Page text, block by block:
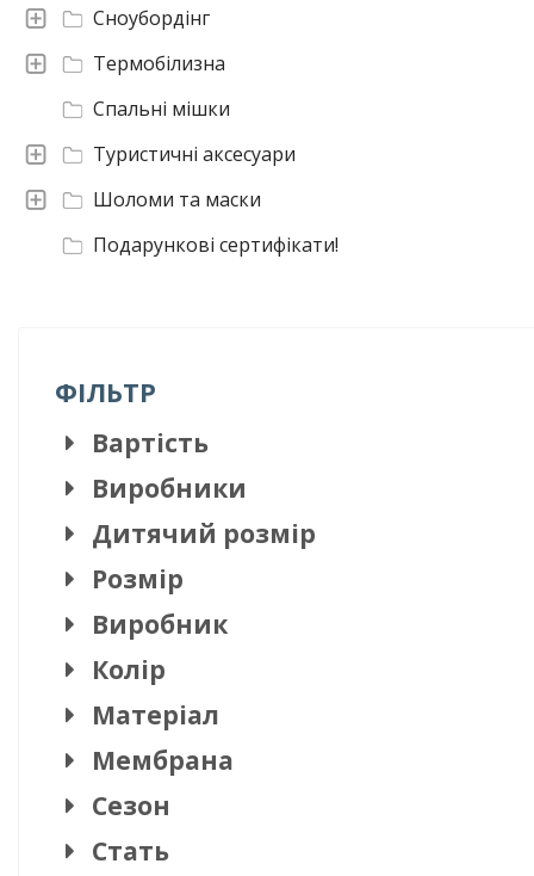
Подарункові сертифікати!
Шоломи та маски
Туристичні аксесуари
Спальні мішки
Термобілизна
Сноубордінг
ФІЛЬТР
Вартість
Виробники
Дитячий розмір
Розмір
Виробник
Колір
Матеріал
Мембрана
Сезон
Стать